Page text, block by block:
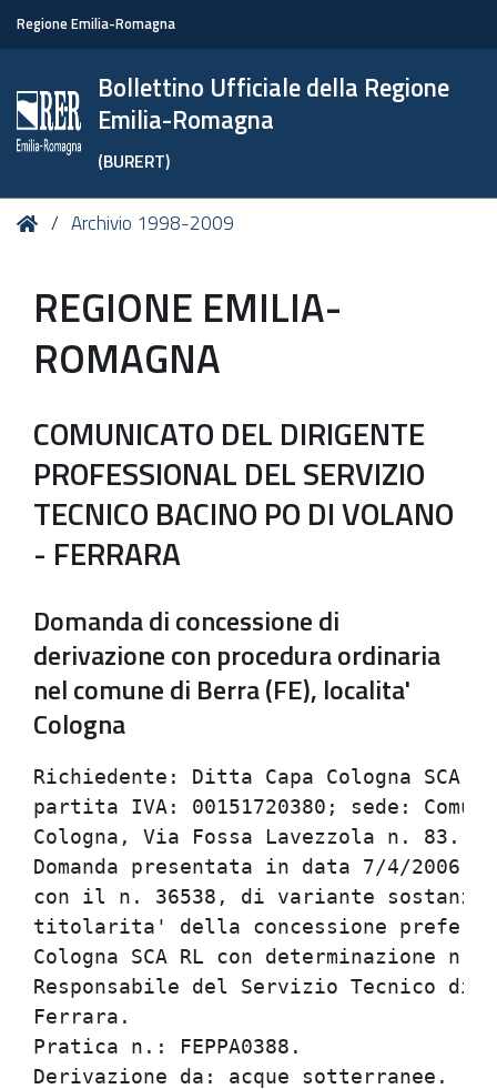
Regione Emilia-Romagna
Bollettino Ufficiale della Regione
Emilia-Romagna
(BURERT)
Tu HomeArchivio 1998-2009
REGIONE EMILIA-
ROMAGNA
COMUNICATO DEL DIRIGENTE
PROFESSIONAL DEL SERVIZIO
TECNICO BACINO PO DI VOLANO
- FERRARA
Domanda di concessione di
derivazione con procedura ordinaria
nel comune di Berra (FE), localita'
Cologna
Richiedente: Ditta Capa Cologna SCA;
partita IVA: 00151720380; sede:
Cologna, Via Fossa Lavezzola n. 83.
Domanda presentata in data 7/4/
con il n. 36538, di variante
titolarita' della concessione
Cologna SCA RL con determinazione
Responsabile del Servizio Tecnico di
Ferrara.
Pratica n.: FEPPA0388.
Derivazione da: acque sotterranee.